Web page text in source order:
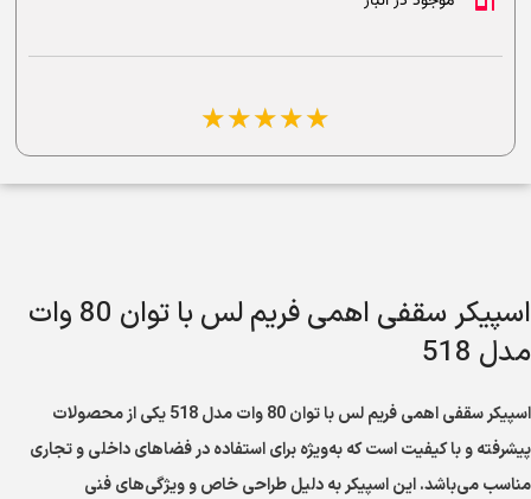
☆
☆
☆
☆
☆
اسپیکر سقفی اهمی فریم لس با توان 80 وات
مدل 518
اسپیکر سقفی اهمی فریم لس با توان 80 وات مدل 518 یکی از محصولات
پیشرفته و با کیفیت است که به‌ویژه برای استفاده در فضاهای داخلی و تجاری
مناسب می‌باشد. این اسپیکر به دلیل طراحی خاص و ویژگی‌های فنی